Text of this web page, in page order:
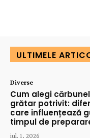
ULTIMELE
Diverse
Cum alegi
grătar potrivit:
care influențează
timpul de
iul. 1, 2026